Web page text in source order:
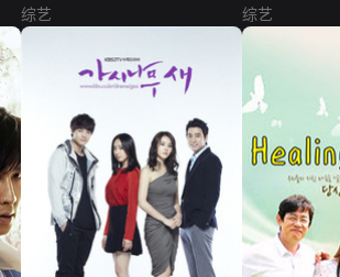
综艺
综艺